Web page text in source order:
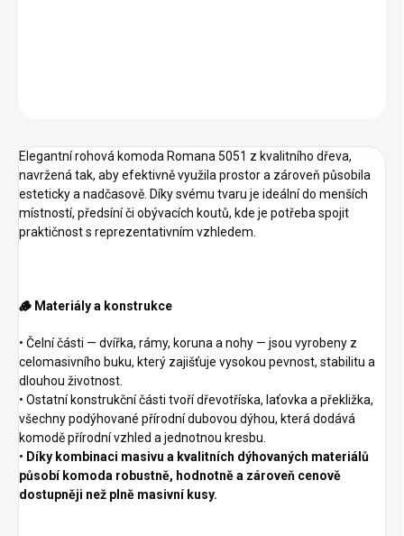
Elegantní rohová komoda Romana 5051 z kvalitního dřeva,
navržená tak, aby efektivně využila prostor a zároveň působila
esteticky a nadčasově. Díky svému tvaru je ideální do menších
místností, předsíní či obývacích koutů, kde je potřeba spojit
praktičnost s reprezentativním vzhledem.
🪵 Materiály a konstrukce
• Čelní části — dvířka, rámy, koruna a nohy — jsou vyrobeny z
celomasivního buku, který zajišťuje vysokou pevnost, stabilitu a
dlouhou životnost.
• Ostatní konstrukční části tvoří dřevotříska, laťovka a překližka,
všechny podýhované přírodní dubovou dýhou, která dodává
komodě přírodní vzhled a jednotnou kresbu.
• Díky kombinaci masivu a kvalitních dýhovaných materiálů
působí komoda robustně, hodnotně a zároveň cenově
dostupněji než plně masivní kusy.